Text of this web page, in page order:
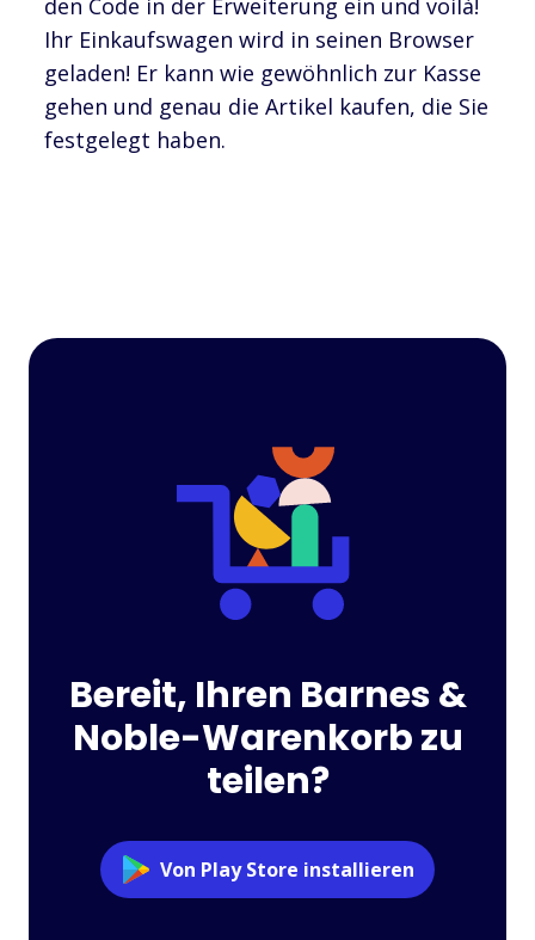
den Code in der Erweiterung ein und voilà!
Ihr Einkaufswagen wird in seinen Browser
geladen! Er kann wie gewöhnlich zur Kasse
gehen und genau die Artikel kaufen, die Sie
festgelegt haben.
Bereit, Ihren Barnes &
Noble-Warenkorb zu
teilen?
Von Play Store installieren